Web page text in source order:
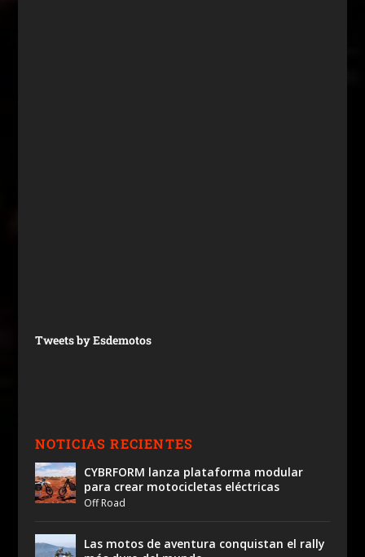
Tweets by Esdemotos
NOTICIAS RECIENTES
CYBRFORM lanza plataforma modular
para crear motocicletas eléctricas
Off Road
Las motos de aventura conquistan el rally